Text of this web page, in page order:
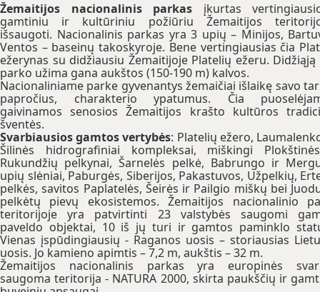
Žemaitijos nacionalinis parkas įkurtas
gamtiniu ir kultūriniu požiūriu Žemaitijos
išsaugoti. Nacionalinis parkas yra 3 upių – Minijos,
Ventos – baseinų takoskyroje. Bene vertingiausias čia
ežerynas su didžiausiu Žemaitijoje Platelių ežeru. Didžiąją
parko užima gana aukštos (150-190 m) kalvos.
Nacionaliniame parke gyvenantys žemaičiai išlaikę savo
papročius, charakterio ypatumus. Čia
gaivinamos senosios Žemaitijos krašto kultūros
šventės.
Svarbiausios gamtos vertybės: Platelių ežero,
Šilinės hidrografiniai kompleksai, miškingi
Rukundžių pelkynai, Šarnelės pelkė, Babrungo ir
upių slėniai, Paburgės, Siberijos, Pakastuvos, Užpelkių,
pelkės, savitos Paplatelės, Šeirės ir Pailgio miškų bei
pelkėtų pievų ekosistemos. Žemaitijos nacionalinio
teritorijoje yra patvirtinti 23 valstybės saugomi
paveldo objektai, 10 iš jų turi ir gamtos paminklo
Vienas įspūdingiausių - Raganos uosis – storiausias
uosis. Jo kamieno apimtis – 7,2 m, aukštis – 32 m.
Žemaitijos nacionalinis parkas yra europinės
saugoma teritorija - NATURA 2000, skirta paukščių ir